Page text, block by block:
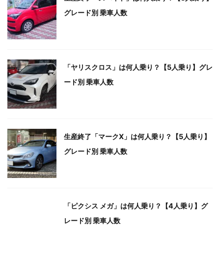
グレード別 乗車人数
「ヤリスクロス」は何人乗り？【5人乗り】グレ
ード別 乗車人数
生産終了「マークX」は何人乗り？【5人乗り】
グレード別 乗車人数
「ピクシス メガ」は何人乗り？【4人乗り】グ
レード別 乗車人数